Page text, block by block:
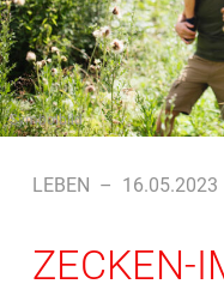
Symbolbild
LEBEN – 16.05.2023
ZECKEN-